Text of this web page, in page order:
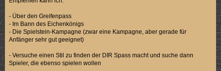
- Über den Greifenpass
- Im Bann des Eichenkönigs
- Die Spielstein-Kampagne (zwar eine Kampagne, aber gerade für
Anfänger sehr gut geeignet)
- Versuche einen Stil zu finden der DIR Spass macht und suche dann
Spieler, die ebenso spielen wollen